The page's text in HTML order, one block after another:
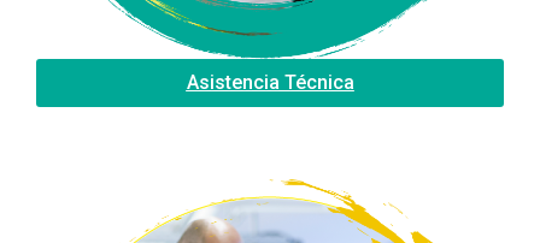
Asistencia Técnica